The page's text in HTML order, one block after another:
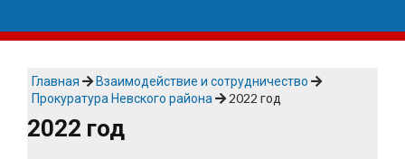
Главная
Взаимодействие и сотрудничество
Прокуратура Невского района
2022 год
2022 год